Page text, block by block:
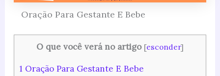
Oração Para Gestante E Bebe
O que você verá no artigo [esconder]
1Oração Para Gestante E Bebe